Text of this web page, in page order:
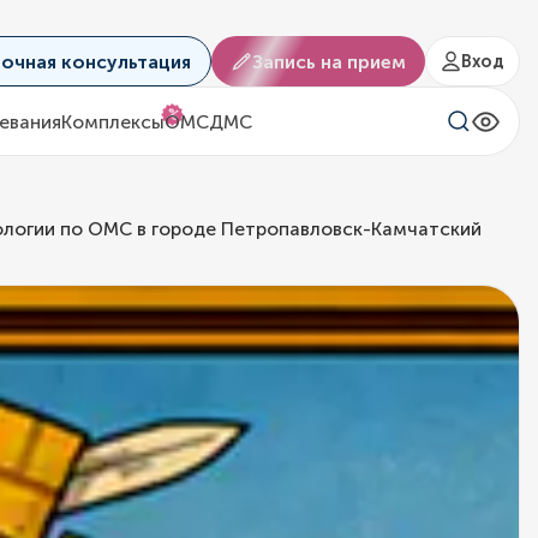
консультация Запись на прием Вход
Комплексы%
ОМСДМС
по ОМС в городе Петропавловск-Камчатский